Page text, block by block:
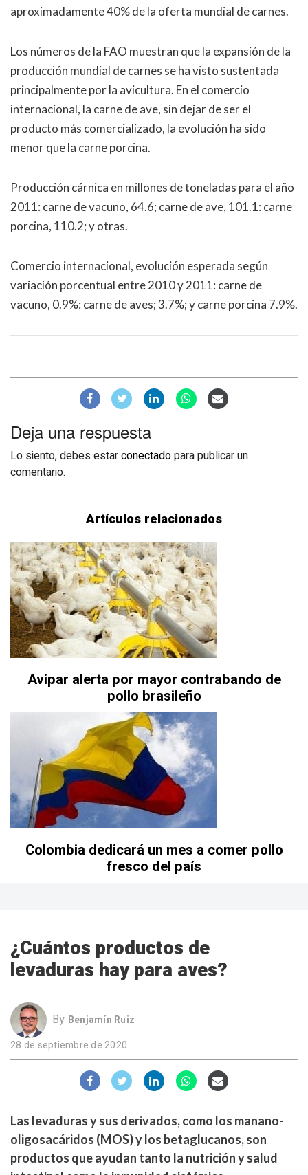
aproximadamente 40% de la oferta mundial de carnes.
Los números de la FAO muestran que la expansión de la
producción mundial de carnes se ha visto sustentada
principalmente por la avicultura. En el comercio
internacional, la carne de ave, sin dejar de ser el
producto más comercializado, la evolución ha sido
menor que la carne porcina.
Producción cárnica en millones de toneladas para el año
2011: carne de vacuno, 64.6; carne de ave, 101.1: carne
porcina, 110.2; y otras.
Comercio internacional, evolución esperada según
variación porcentual entre 2010 y 2011: carne de
vacuno, 0.9%: carne de aves; 3.7%; y carne porcina 7.9%.
Deja una respuesta
Lo siento, debes estarconectadopara publicar un
comentario.
Artículos relacionados
Avipar alerta por mayor contrabando de
pollo brasileño
Colombia dedicará un mes a comer pollo
fresco del país
¿Cuántos productos de
levaduras hay para aves?
By Benjamín Ruiz
28 de septiembre de 2020
Las levaduras y sus derivados, como los manano-
oligosacáridos (MOS) y los betaglucanos, son
productos que ayudan tanto la nutrición y salud